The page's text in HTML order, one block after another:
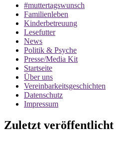
#muttertagswunsch
Familienleben
Kinderbetreuung
Lesefutter
News
Politik & Psyche
Presse/Media Kit
Startseite
Über uns
Vereinbarkeitsgeschichten
Datenschutz
Impressum
Zuletzt veröffentlicht